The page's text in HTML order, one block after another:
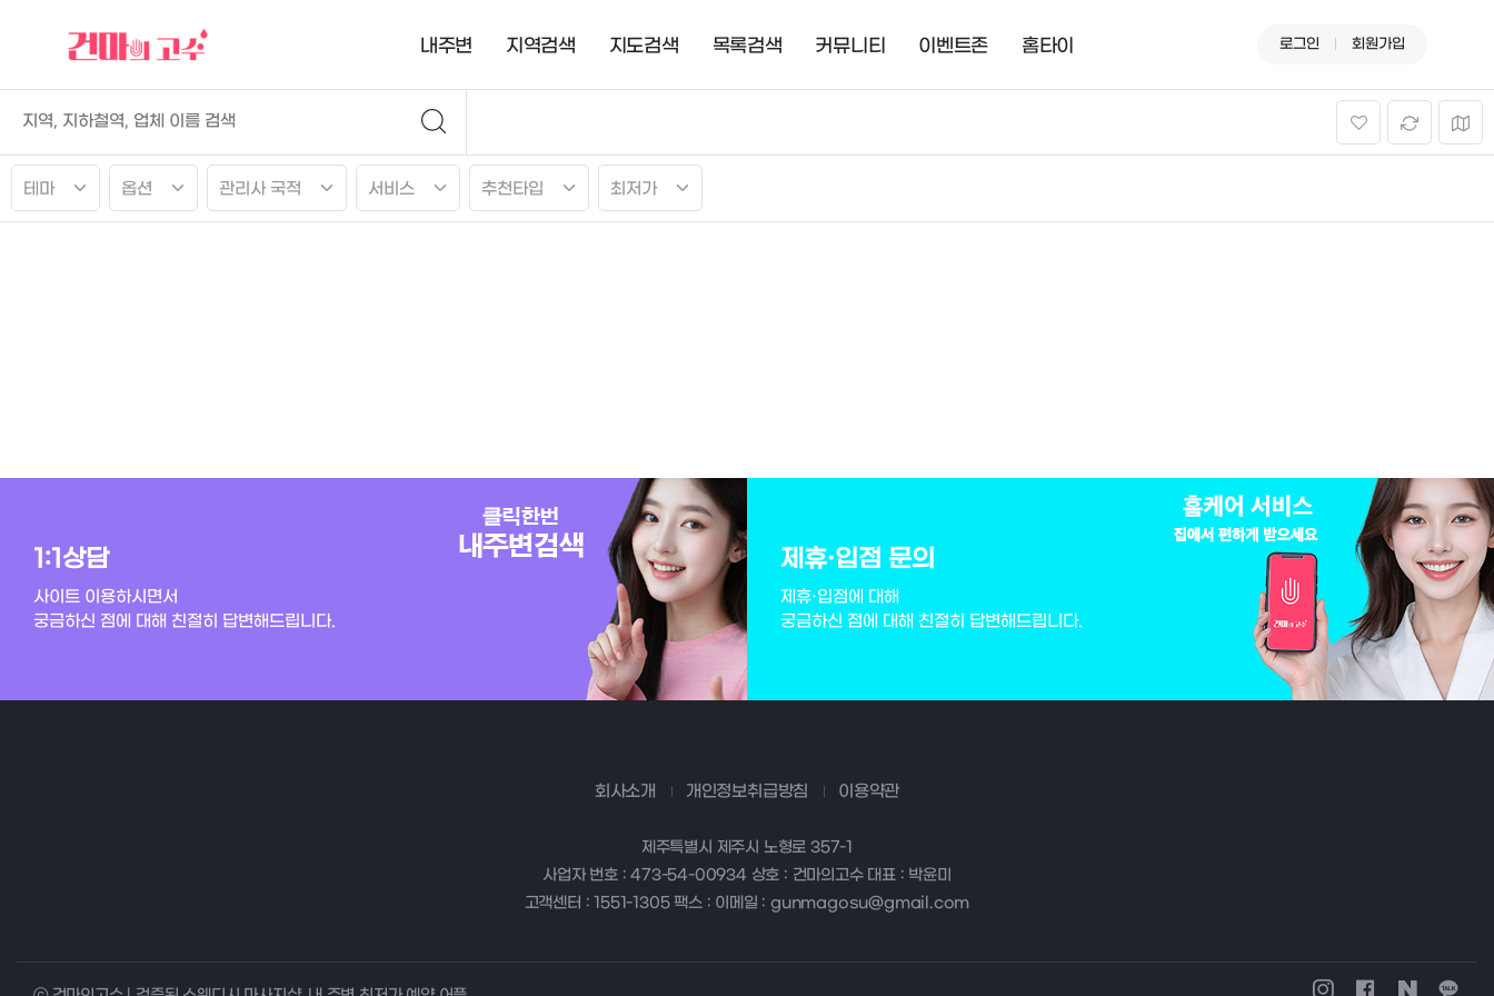
내주변 지역검색 지도검색 목록검색 커뮤니티 이벤트존 홈타이 로그인 회원가입
테마 옵션 관리사 국적 서비스 추천타입 최저가
1:1상담
사이트 이용하시면서
궁금하신 점에 대해 친절히 답변해드립니다.
제휴·입점 문의
제휴·입점에 대해
궁금하신 점에 대해 친절히 답변해드립니다.
회사소개 개인정보취급방침 이용약관
제주특별시 제주시 노형로 357-1
사업자 번호 : 473-54-00934 상호 : 건마의고수 대표 : 박윤미
고객센터 : 1551-1305 팩스 : 이메일 : gunmagosu@gmail.com